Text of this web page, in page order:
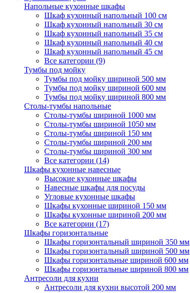
Напольные кухонные шкафы
Шкаф кухонный напольный 100 см
Шкаф кухонный напольный 30 см
Шкаф кухонный напольный 35 см
Шкаф кухонный напольный 40 см
Шкаф кухонный напольный 45 см
Все категории (9)
Тумбы под мойку
Тумбы под мойку шириной 500 мм
Тумбы под мойку шириной 600 мм
Тумбы под мойку шириной 800 мм
Столы-тумбы напольные
Столы-тумбы шириной 1000 мм
Столы-тумбы шириной 1050 мм
Столы-тумбы шириной 150 мм
Столы-тумбы шириной 200 мм
Столы-тумбы шириной 300 мм
Все категории (14)
Шкафы кухонные навесные
Высокие кухонные шкафы
Навесные шкафы для посуды
Угловые кухонные шкафы
Шкафы кухонные шириной 150 мм
Шкафы кухонные шириной 200 мм
Все категории (17)
Шкафы горизонтальные
Шкафы горизонтальный шириной 350 мм
Шкафы горизонтальный шириной 500 мм
Шкафы горизонтальные шириной 600 мм
Шкафы горизонтальные шириной 800 мм
Антресоли для кухни
Антресоли для кухни высотой 200 мм